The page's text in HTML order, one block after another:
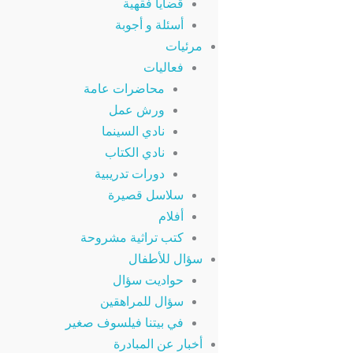
قضايا فقهية
أسئلة و أجوبة
مرئيات
فعاليات
محاضرات عامة
ورش عمل
نادي السينما
نادي الكتاب
دورات تدريبية
سلاسل قصيرة
أفلام
كتب تراثية مشروحة
سؤال للأطفال
حواديت سؤال
سؤال للمراهقين
في بيتنا فيلسوف صغير
أخبار عن المبادرة